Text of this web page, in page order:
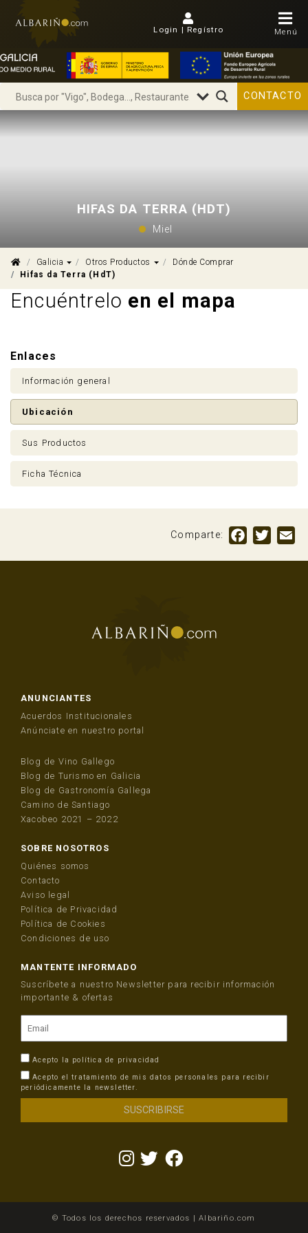
Login | Regístro Menú
CONTACTO
HIFAS DA TERRA (HDT)
Miel
Galicia Dropdown
Otros Productos Dropdown
Dónde Comprar
Hifas da Terra (HdT)
Encuéntrelo en el mapa
Enlaces
Información general
Ubicación
Sus Productos
Ficha Técnica
Comparte: Facebook
ANUNCIANTES
Acuerdos Institucionales
Anúnciate en nuestro portal
Blog de Vino Gallego
Blog de Turismo en Galicia
Blog de Gastronomía Gallega
Camino de Santiago
Xacobeo 2021 – 2022
SOBRE NOSOTROS
Quiénes somos
Contacto
Aviso legal
Política de Privacidad
Política de Cookies
Condiciones de uso
MANTENTE INFORMADO
Suscríbete a nuestro Newsletter para recibir información
importante & ofertas
Acepto la política de privacidad
Acepto el tratamiento de mis datos personales para recibir
periódicamente la newsletter.
© Todos los derechos reservados | Albariño.com